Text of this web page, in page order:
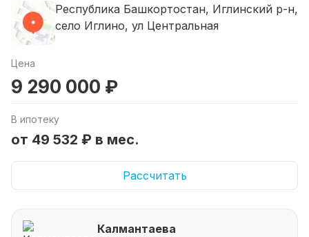
Республика Башкортостан, Иглинский р-н,
село Иглино, ул Центральная
Цена
9 290 000 ₽
В ипотеку
от 49 532 ₽ в мес.
Рассчитать
Калмантаева